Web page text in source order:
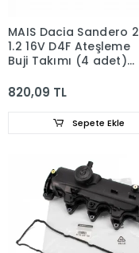
MAIS Dacia Sandero 2
1.2 16V D4F Ateşleme
Buji Takımı (4 adet)
820,09 TL
Sepete Ekle